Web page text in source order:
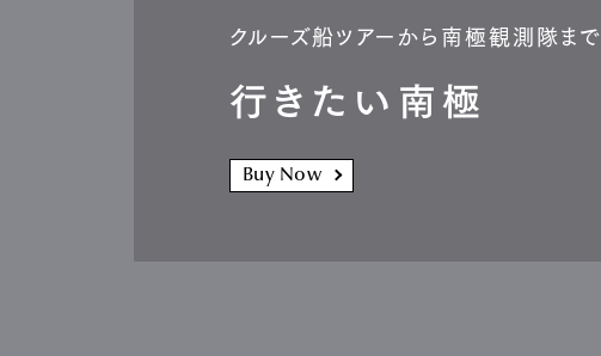
Pen Meet
クルーズ船ツアーから南極観測隊まで
行きたい南極
Buy Now